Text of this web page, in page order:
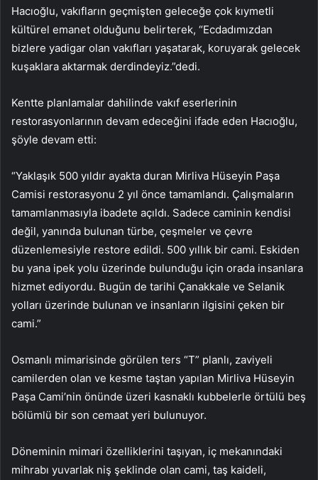
Hacıoğlu, vakıfların geçmişten geleceğe çok kıymetli
kültürel emanet olduğunu belirterek, “Ecdadımızdan
bizlere yadigar olan vakıfları yaşatarak, koruyarak gelecek
kuşaklara aktarmak derdindeyiz.”dedi.
Kentte planlamalar dahilinde vakıf eserlerinin
restorasyonlarının devam edeceğini ifade eden Hacıoğlu,
şöyle devam etti:
“Yaklaşık 500 yıldır ayakta duran Mirliva Hüseyin Paşa
Camisi restorasyonu 2 yıl önce tamamlandı. Çalışmaların
tamamlanmasıyla ibadete açıldı. Sadece caminin kendisi
değil, yanında bulunan türbe, çeşmeler ve çevre
düzenlemesiyle restore edildi. 500 yıllık bir cami. Eskiden
bu yana ipek yolu üzerinde bulunduğu için orada insanlara
hizmet ediyordu. Bugün de tarihi Çanakkale ve Selanik
yolları üzerinde bulunan ve insanların ilgisini çeken bir
cami.”
Osmanlı mimarisinde görülen ters “T” planlı, zaviyeli
camilerden olan ve kesme taştan yapılan Mirliva Hüseyin
Paşa Cami’nin önünde üzeri kasnaklı kubbelerle örtülü beş
bölümlü bir son cemaat yeri bulunuyor.
Döneminin mimari özelliklerini taşıyan, iç mekanındaki
mihrabı yuvarlak niş şeklinde olan cami, taş kaideli,